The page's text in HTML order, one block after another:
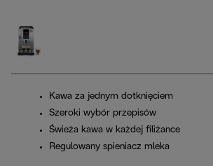
Kawa za jednym dotknięciem
Szeroki wybór przepisów
Świeża kawa w każdej filiżance
Regulowany spieniacz mleka